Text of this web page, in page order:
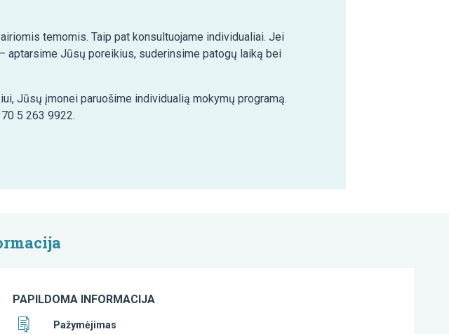
temomis. Taip pat konsultuojame individualiai. Jei
aptarsime Jūsų poreikius, suderinsime patogų laiką bei
Jūsų įmonei paruošime individualią mokymų programą.
5 263 9922.
PAPILDOMA INFORMACIJA
Pažymėjimas